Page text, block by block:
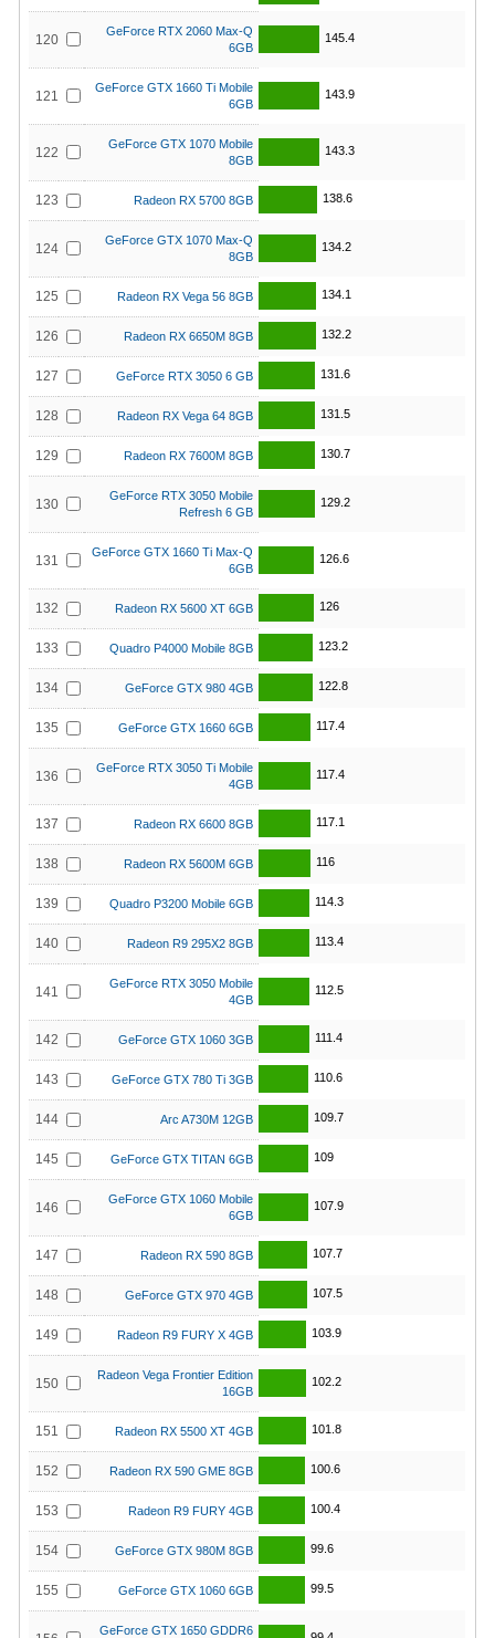
120
GeForce RTX 2060 Max-Q
6GB
145.4
121
GeForce GTX 1660 Ti Mobile
6GB
143.9
122
GeForce GTX 1070 Mobile
8GB
143.3
123 Radeon RX 5700 8GB 138.6
124
GeForce GTX 1070 Max-Q
8GB
134.2
125 Radeon RX Vega 56 8GB 134.1
126 Radeon RX 6650M 8GB 132.2
127 GeForce RTX 3050 6 GB 131.6
128 Radeon RX Vega 64 8GB 131.5
129 Radeon RX 7600M 8GB 130.7
130
GeForce RTX 3050 Mobile
Refresh 6 GB
129.2
131
GeForce GTX 1660 Ti Max-Q
6GB
126.6
132 Radeon RX 5600 XT 6GB 126
133 Quadro P4000 Mobile 8GB 123.2
134 GeForce GTX 980 4GB 122.8
135 GeForce GTX 1660 6GB 117.4
136
GeForce RTX 3050 Ti Mobile
4GB
117.4
137 Radeon RX 6600 8GB 117.1
138 Radeon RX 5600M 6GB 116
139 Quadro P3200 Mobile 6GB 114.3
140 Radeon R9 295X2 8GB 113.4
141
GeForce RTX 3050 Mobile
4GB
112.5
142 GeForce GTX 1060 3GB 111.4
143 GeForce GTX 780 Ti 3GB 110.6
144 Arc A730M 12GB 109.7
145 GeForce GTX TITAN 6GB 109
146
GeForce GTX 1060 Mobile
6GB
107.9
147 Radeon RX 590 8GB 107.7
148 GeForce GTX 970 4GB 107.5
149 Radeon R9 FURY X 4GB 103.9
150
Radeon Vega Frontier Edition
16GB
102.2
151 Radeon RX 5500 XT 4GB 101.8
152 Radeon RX 590 GME 8GB 100.6
153 Radeon R9 FURY 4GB 100.4
154 GeForce GTX 980M 8GB 99.6
155 GeForce GTX 1060 6GB 99.5
GeForce GTX 1650 GDDR6